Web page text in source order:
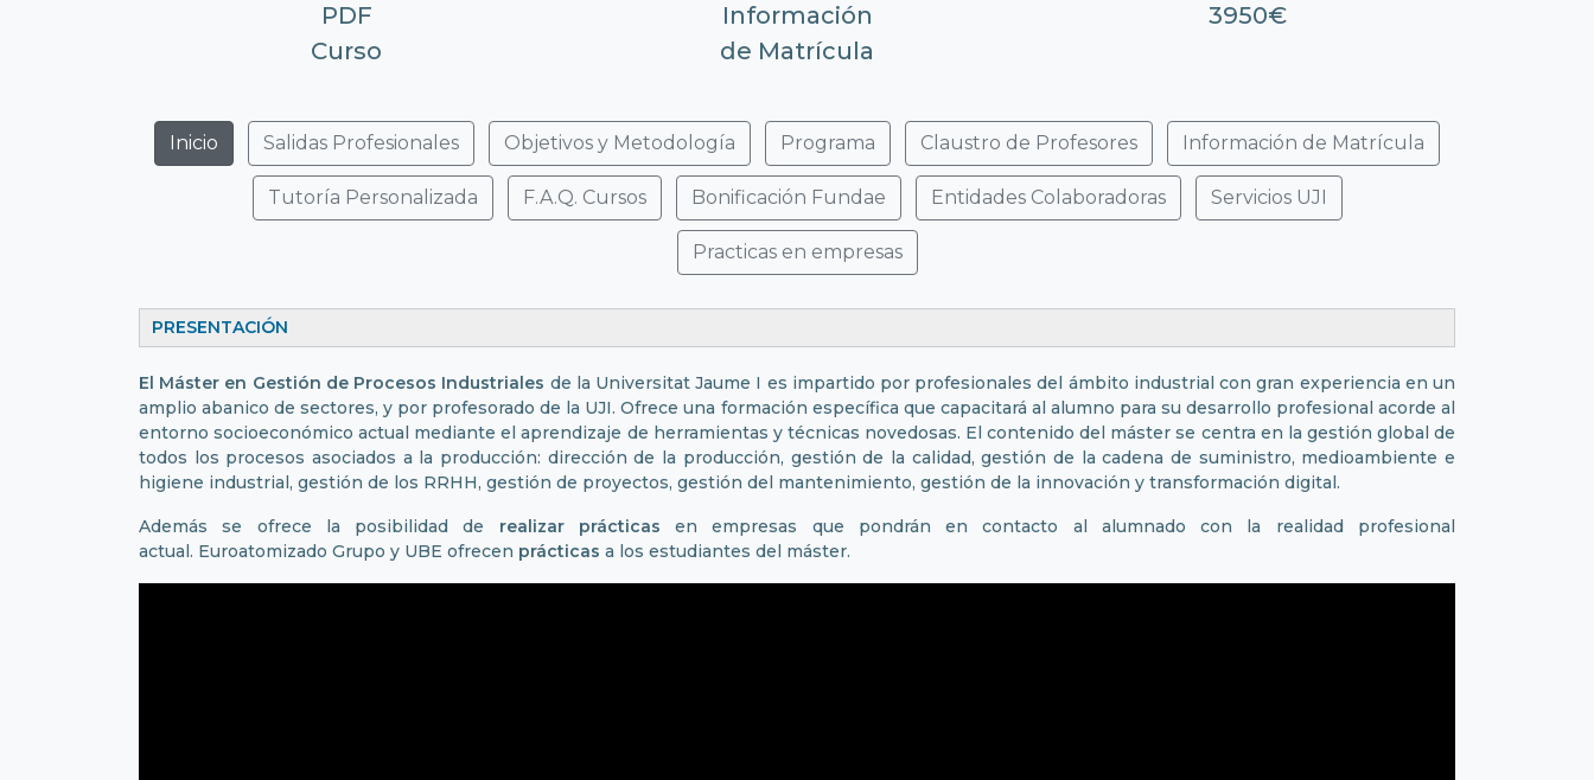
PDF
Curso
Información
de Matrícula
3950€
Inicio Salidas Profesionales Objetivos y Metodología Programa Claustro de Profesores Información de Matrícula
Tutoría Personalizada F.A.Q. Cursos Bonificación Fundae Entidades Colaboradoras Servicios UJI
Practicas en empresas
PRESENTACIÓN
El Máster en Gestión de Procesos Industriales de la Universitat Jaume I es impartido por profesionales del ámbito industrial con gran experiencia en un
amplio abanico de sectores, y por profesorado de la UJI. Ofrece una formación específica que capacitará al alumno para su desarrollo profesional acorde al
entorno socioeconómico actual mediante el aprendizaje de herramientas y técnicas novedosas. El contenido del máster se centra en la gestión global de
todos los procesos asociados a la producción: dirección de la producción, gestión de la calidad, gestión de la cadena de suministro, medioambiente e
higiene industrial, gestión de los RRHH, gestión de proyectos, gestión del mantenimiento, gestión de la innovación y transformación digital.
Además se ofrece la posibilidad de realizar prácticas en empresas que pondrán en contacto al alumnado con la realidad profesional
actual. Euroatomizado Grupo y UBE ofrecen prácticas a los estudiantes del máster.